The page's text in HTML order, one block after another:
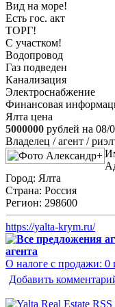
Вид на море!
Есть гос. акт
ТОРГ!
С участком!
Водопровод
Газ подведен
Канализация
Электроснабжение
Финансовая
Ялта цена
5000000 рублей на 08/
Владелец / агент /
Город: Ялта
Страна: Россия
Регион: 298600
https://yalta-krym.ru/
агента
О налоге с продажи: 0
Добавить